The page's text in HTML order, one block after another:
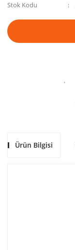
Stok Kodu
Ürün Bilgisi